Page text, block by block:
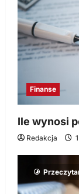
Finanse
Ile wynosi
Redakcja